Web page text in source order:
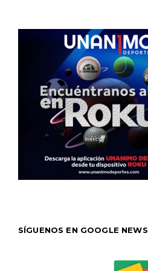
SÍGUENOS EN GOOGLE NEWS